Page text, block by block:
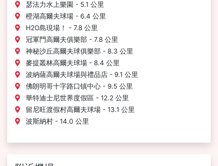
瑟法力水上樂園 - 5.1 公里
橙湖高爾夫球場 - 6.4 公里
H2O島現場！ - 7.8 公里
冠軍門高爾夫俱樂部 - 7.8 公里
神秘沙丘高爾夫球俱樂部 - 8.3 公里
麥提叢林高爾夫球場 - 8.4 公里
波納薩高爾夫球場與禮品店 - 9.1 公里
佛朗明哥十字路口镇中心 - 9.5 公里
華特迪士尼世界度假區 - 12.2 公里
留尼旺渡假村高爾夫球場 - 13.1 公里
波斯納村 - 14.0 公里